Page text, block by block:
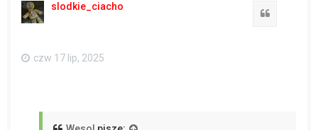
slodkie_ciacho
czw 17 lip, 2025